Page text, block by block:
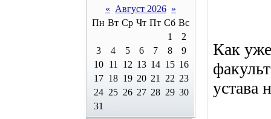
« Август 2026 »
Пн Вт Ср Чт Пт Сб Вс
1
2
3
4 5 6 7 8
9
10
11 12 13 14 15 16
17 18 19 20 21 22 23
24 25 26 27 28 29 30
31
Как
устава